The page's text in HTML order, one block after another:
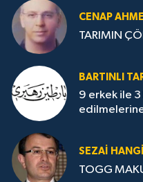
CENAP
TARIMIN
BARTINLI
9 erkek ile 3
SEZAI
TOGG